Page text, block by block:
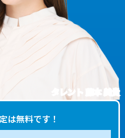
タレント 藤本 美貴
は無料です！